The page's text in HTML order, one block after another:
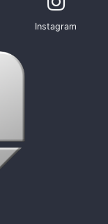
Instagram